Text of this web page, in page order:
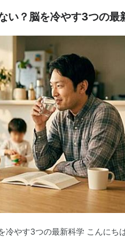
い？脳を冷やす3つの最
冷やす3つの最新科学 こんにち